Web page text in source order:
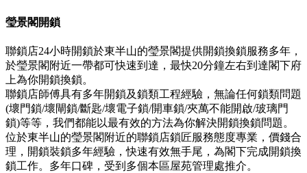
瑩景閣開鎖
聯鎖店24小時開鎖於東半山的瑩景閣提供開鎖換鎖服務多年，
於瑩景閣附近一帶都可快速到達，最快20分鐘左右到達閣下府
上為你開鎖換鎖。
聯鎖店師傅具有多年開鎖及鎖類工程經驗，無論任何鎖類問題
(壞門鎖/壞閘鎖/斷匙/壞電子鎖/開車鎖/夾萬不能開啟/玻璃門
鎖)等等，我們都能以最有效的方法為你解決開鎖換鎖問題。
位於東半山的瑩景閣附近的聯鎖店鎖匠服務態度專業，價錢合
理，開鎖裝鎖多年經驗，快速有效無手尾，為閣下完成開鎖換
鎖工作。多年口碑，受到多個本區屋苑管理處推介。